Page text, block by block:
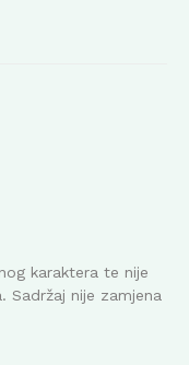
karaktera te nije
Sadržaj nije zamjena